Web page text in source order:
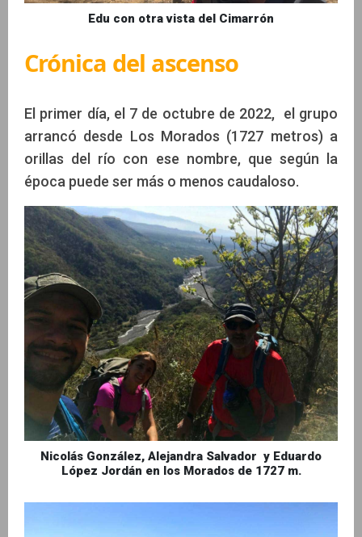
Edu con otra vista del Cimarrón
Crónica del ascenso
El primer día, el 7 de octubre de 2022, el grupo
arrancó desde Los Morados (1727 metros) a
orillas del río con ese nombre, que según la
época puede ser más o menos caudaloso.
Nicolás González, Alejandra Salvador y Eduardo
López Jordán en los Morados de 1727 m.